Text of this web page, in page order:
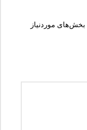
بخش‌های موردنیاز